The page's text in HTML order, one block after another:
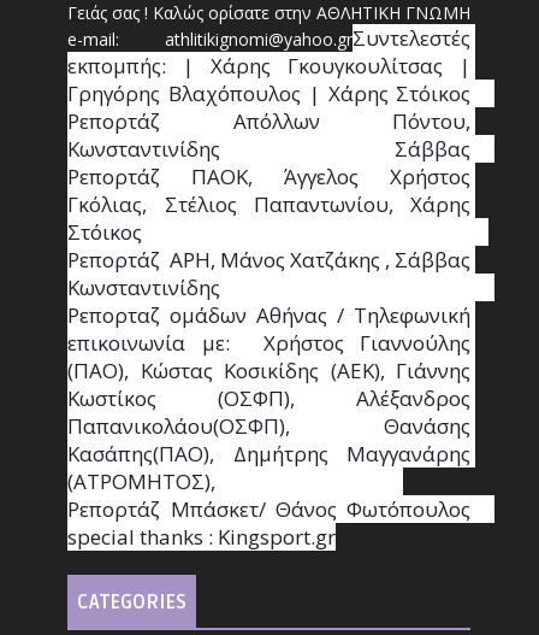
Γειάς σας ! Καλώς ορίσατε στην ΑΘΛΗΤΙΚΗ ΓΝΩΜΗ
e-mail: athlitikignomi@yahoo.grΣυντελεστές
εκπομπής: | Χάρης Γκουγκουλίτσας |
Γρηγόρης Βλαχόπουλος | Χάρης Στόικος
Ρεπορτάζ Απόλλων Πόντου,
Κωνσταντινίδης   Σάββας
Ρεπορτάζ ΠΑΟΚ, Άγγελος Χρήστος
Γκόλιας, Στέλιος Παπαντωνίου, Χάρης
Στόικος
Ρεπορτάζ  ΑΡΗ, Μάνος Χατζάκης , Σάββας
Κωνσταντινίδης
Ρεπορταζ ομάδων Αθήνας / Τηλεφωνική
επικοινωνία με:  Χρήστος Γιαννούλης
(ΠΑΟ), Κώστας Κοσικίδης (ΑΕΚ), Γιάννης
Κωστίκος (ΟΣΦΠ), Αλέξανδρος
Παπανικολάου(ΟΣΦΠ), Θανάσης
Κασάπης(ΠΑΟ), Δημήτρης Μαγγανάρης
(ΑΤΡΟΜΗΤΟΣ),
Ρεπορτάζ Μπάσκετ/ Θάνος Φωτόπουλος
special thanks : Κingsport.gr
CATEGORIES